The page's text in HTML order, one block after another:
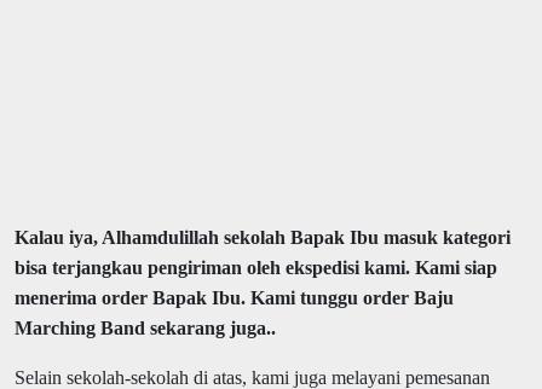
Kalau iya, Alhamdulillah sekolah Bapak Ibu masuk kategori
bisa terjangkau pengiriman oleh ekspedisi kami. Kami siap
menerima order Bapak Ibu. Kami tunggu order Baju
Marching Band sekarang juga..
Selain sekolah-sekolah di atas, kami juga melayani pemesanan